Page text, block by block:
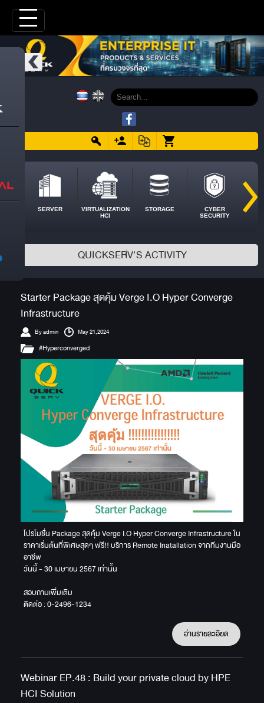
SERVER
VIRTUALIZATION
HCI
STORAGE
CYBER
SECURITY
QUICKSERV'S ACTIVITY
Starter Package สุดคุ้ม Verge I.O Hyper Converge
Infrastructure
By admin May 21,2024
#Hyperconverged
โปรโมชั่น Package สุดคุ้ม Verge I.O Hyper Converge Infrastructure ใน
ราคาเริ่มต้นที่พิเศษสุดๆ ฟรี!! บริการ Remote Inatallation จากทีมงานมือ
อาชีพ
วันนี้ - 30 เมษายน 2567 เท่านั้น
สอบถามเพิ่มเติม
ติดต่อ : 0-2496-1234
อ่านรายละเอียด
Webinar EP.48 : Build your private cloud by HPE
HCI Solution